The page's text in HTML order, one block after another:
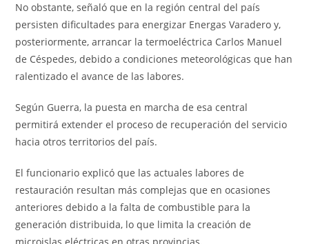
No obstante, señaló que en la región central del país
persisten dificultades para energizar Energas Varadero y,
posteriormente, arrancar la termoeléctrica Carlos Manuel
de Céspedes, debido a condiciones meteorológicas que han
ralentizado el avance de las labores.
Según Guerra, la puesta en marcha de esa central
permitirá extender el proceso de recuperación del servicio
hacia otros territorios del país.
El funcionario explicó que las actuales labores de
restauración resultan más complejas que en ocasiones
anteriores debido a la falta de combustible para la
generación distribuida, lo que limita la creación de